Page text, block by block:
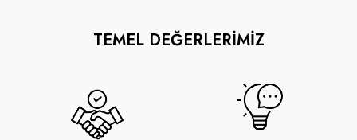
TEMEL DEĞERLERİMİZ